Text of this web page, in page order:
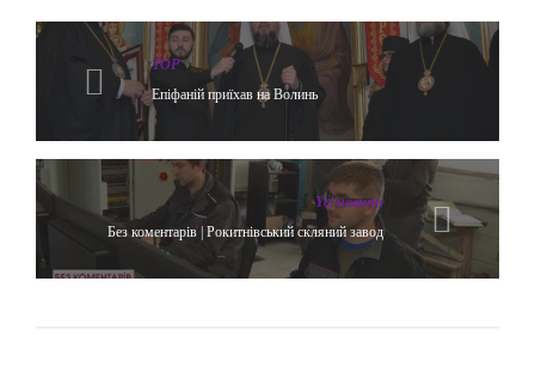
TOP
Епіфаній приїхав на Волинь
Yсі новини
Без коментарів | Рокитнівський скляний завод